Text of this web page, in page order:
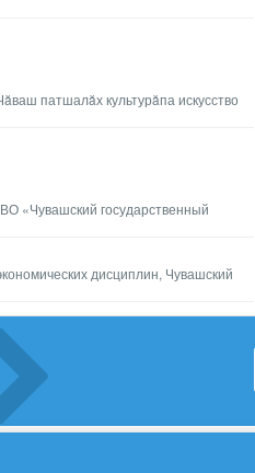
патшалăх культурăпа искусство
«Чувашский государственный
дисциплин, Чувашский